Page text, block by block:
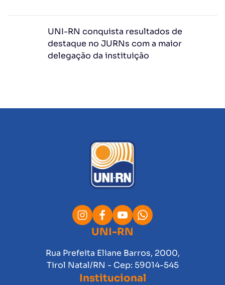
UNI-RN conquista resultados de
destaque no JURNs com a maior
delegação da instituição
UNI-RN
Rua Prefeita Eliane Barros, 2000,
Tirol Natal/RN - Cep: 59014-545
Institucional